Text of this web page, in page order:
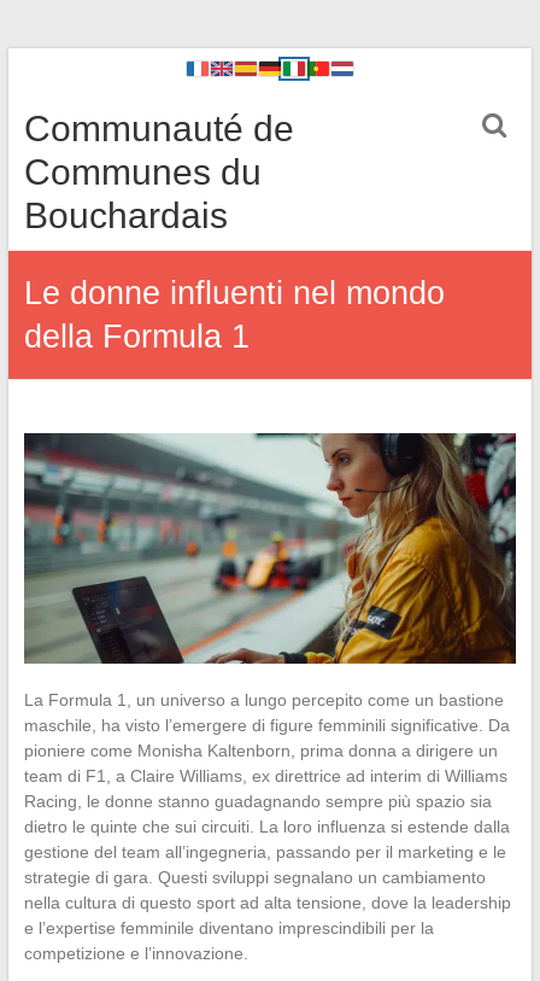
Communauté de
Communes du
Bouchardais
Le donne influenti nel mondo
della Formula 1
La Formula 1, un universo a lungo percepito come un bastione
maschile, ha visto l’emergere di figure femminili significative. Da
pioniere come Monisha Kaltenborn, prima donna a dirigere un
team di F1, a Claire Williams, ex direttrice ad interim di Williams
Racing, le donne stanno guadagnando sempre più spazio sia
dietro le quinte che sui circuiti. La loro influenza si estende dalla
gestione del team all’ingegneria, passando per il marketing e le
strategie di gara. Questi sviluppi segnalano un cambiamento
nella cultura di questo sport ad alta tensione, dove la leadership
e l’expertise femminile diventano imprescindibili per la
competizione e l’innovazione.